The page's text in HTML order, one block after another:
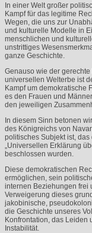
In einer Welt großer
Kampf für das legitime
Wegen, die uns zur
und kulturelle Modelle in
menschlichen und
unstrittiges
ganze Geschichte.
Genauso wie der
universellen Welterbe ist
Kampf um demokratische
es den Frauen und
den jeweiligen
In diesem Sinn betonen
des Königreichs von
politisches Subjekt ist,
„Universellen Erklärung
beschlossen wurden.
Diese demokratischen
ermöglichen, sein
internen Beziehungen frei
Verweigerung dieses
jakobinische,
die Geschichte unseres
Konfrontation, das Leiden
Instabilität.